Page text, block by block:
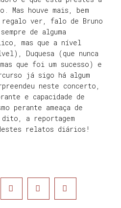
Mas houve mais, bem
regalo ver, falo de Bruno
de alguma
mas que a nível
Duquesa (que nunca
que foi um sucesso) e
já sigo há algum
neste concerto,
e capacidade de
perante ameaça de
dito, a reportagem
relatos diários!